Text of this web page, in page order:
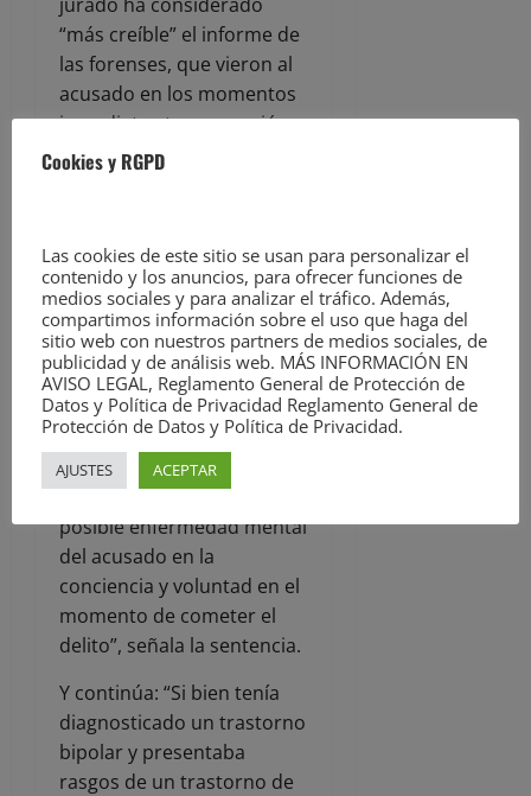
“más creíble” el informe de
las forenses, que vieron al
acusado en los momentos
inmediatos tras su acción
criminal, que el informe
presentado por la defensa,
psiquiatra del Hospital de
Valdecilla que examinó al
ahora condenado unos
días antes del juicio.
“Tanto el dictamen como la
exposición en juicio de las
forenses ha sido tajante y
coherente, en el sentido de
no apreciar incidencia de la
posible enfermedad mental
del acusado en la
conciencia y voluntad en el
momento de cometer el
delito”, señala la sentencia.
Y continúa: “Si bien tenía
diagnosticado un trastorno
bipolar y presentaba
rasgos de un trastorno de
Cookies y RGPD
Las cookies de este sitio se usan para personalizar el
contenido y los anuncios, para ofrecer funciones de
medios sociales y para analizar el tráfico. Además,
compartimos información sobre el uso que haga del
sitio web con nuestros partners de medios sociales, de
publicidad y de análisis web. MÁS INFORMACIÓN EN
AVISO LEGAL, Reglamento General de Protección de
Datos y Política de Privacidad Reglamento General de
Protección de Datos y Política de Privacidad.
AJUSTES ACEPTAR